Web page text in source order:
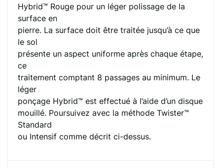
Hybrid™ Rouge pour un léger polissage de la
surface en
pierre. La surface doit être traitée jusqu’à ce que
le sol
présente un aspect uniforme après chaque étape,
ce
traitement comptant 8 passages au minimum. Le
léger
ponçage Hybrid™ est effectué à l’aide d’un disque
mouillé. Poursuivez avec la méthode Twister™
Standard
ou Intensif comme décrit ci-dessus.